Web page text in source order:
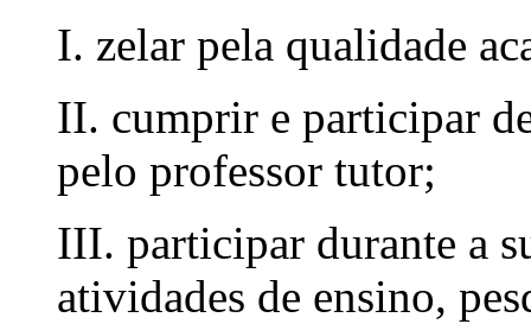
I. zelar pela qualidade
II. cumprir e participar
pelo professor tutor;
III. participar durante a
atividades de ensino,